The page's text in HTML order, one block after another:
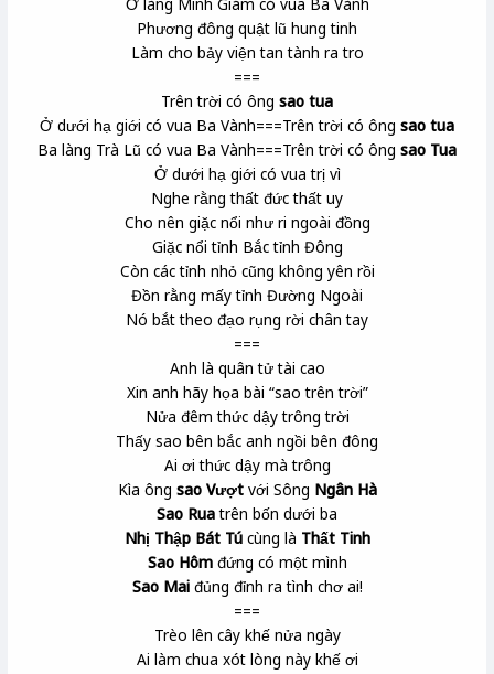
Phương đông quật lũ hung tinh
Làm cho bảy viện tan tành ra tro
===
Trên trời có ông sao tua
Ở dưới hạ giới có vua Ba Vành===Trên trời có ông sao tua
Ba làng Trà Lũ có vua Ba Vành===Trên trời có ông sao Tua
Ở dưới hạ giới có vua trị vì
Nghe rằng thất đức thất uy
Cho nên giặc nổi như ri ngoài đồng
Giặc nổi tỉnh Bắctỉnh Đông
Còn các tỉnh nhỏ cũng không yên rồi
Đồn rằng mấy tỉnh Đường Ngoài
Nó bắt theo đạo rụng rời chân tay
===
Anh là quân tử tài cao
Xin anh hãy họa bài “sao trên trời”
Nửa đêm thức dậy trông trời
Thấy sao bên bắc anh ngồi bên đông
Ai ơi thức dậy mà trông
Kìa ông sao Vượtvới Sông Ngân Hà
Sao Ruatrên bốn dưới ba
Nhị Thập Bát Túcùng là Thất Tinh
Sao Hômđứng có một mình
Sao Maiđủng đỉnh ra tình chơ ai!
===
Trèo lên cây khế nửa ngày
Ai làm chua xót lòng này khế ơi